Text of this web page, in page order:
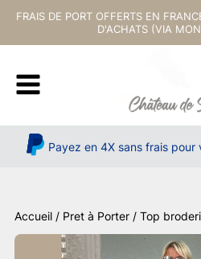
FRAIS DE PORT OFFERTS EN
D'ACHATS (VIA
Payez en 4X sans frais pour
Accueil / Pret à Porter / Top